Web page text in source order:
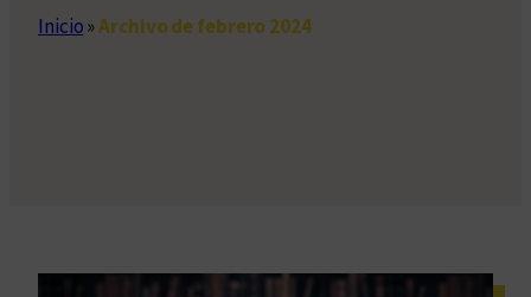
Inicio»Archivo de febrero 2024